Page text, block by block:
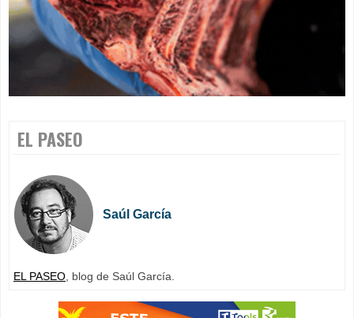
EL PASEO
Saúl García
EL PASEO , blog de Saúl García.